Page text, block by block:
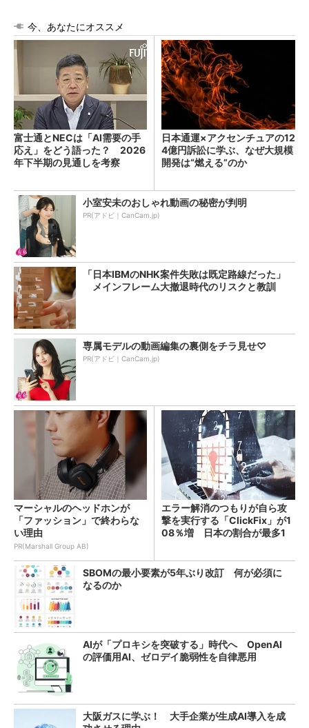
今、あなたにオススメ
富士通とNECは「AI需要の手
応え」をどう語った？ 2026
年下半期の見通しを考察
日本通運×アクセンチュアの12
4億円訴訟に学ぶ、なぜ大規模
開発は“燃える”のか
小室安未のおしゃれ動画の秘密が判明
PR(アドビ｜CanCam.jp)
「日本IBMのNHK案件失敗は既定路線だった」
メインフレーム大撤退時代のリスクと教訓
専属モデルの動画編集の裏側をチラ見せ♡
PR(アドビ｜CanCam.jp)
マーシャルのヘッドホンが
「ファッション」で終わらな
い理由
PR(Marshall Group AB)
エラー解消のつもりが自ら攻
撃を実行する「ClickFix」が1
08％増 日本の割合が最多1
SBOMの最小要素が5年ぶり改訂 何が必須に
なるのか
AIが「プロキシを突破する」時代へ OpenAI
の評価用AI、ゼロデイ脆弱性を自律悪用
大阪ガスに学ぶ！ 大手企業が生成AI導入を成